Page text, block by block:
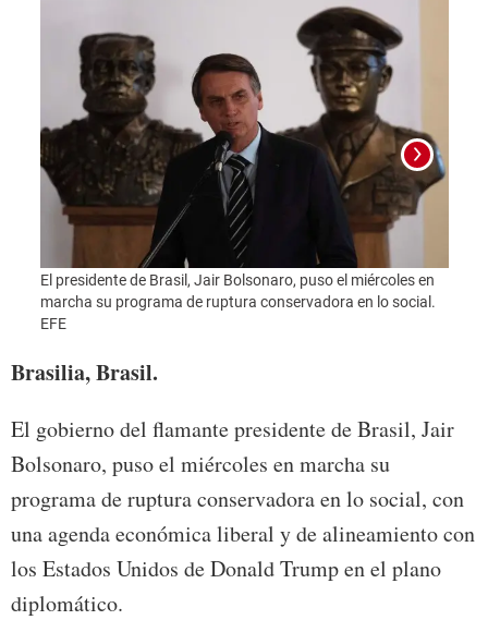
El presidente de Brasil, Jair Bolsonaro, puso el miércoles en
marcha su programa de ruptura conservadora en lo social.
EFE
Brasilia, Brasil.
El gobierno del flamante presidente de Brasil, Jair
Bolsonaro, puso el miércoles en marcha su
programa de ruptura conservadora en lo social, con
una agenda económica liberal y de alineamiento con
los Estados Unidos de Donald Trump en el plano
diplomático.